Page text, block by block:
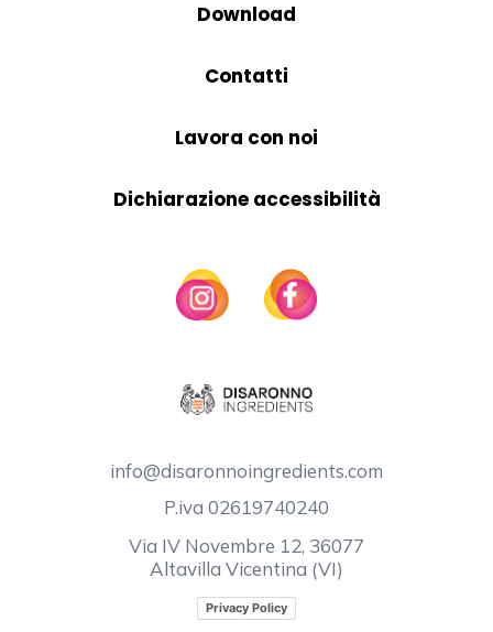
Download
Contatti
Lavora con noi
Dichiarazione accessibilità
info@disaronnoingredients.com
P.iva 02619740240
Via IV Novembre 12, 36077
Altavilla Vicentina (VI)
Privacy Policy